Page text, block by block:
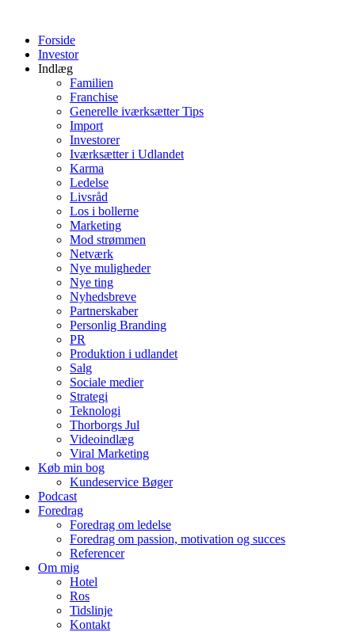
indholdForside
Investor
Indlæg
Familien
Franchise
Generelle iværksætter Tips
Import
Investorer
Iværksætter i Udlandet
Karma
Ledelse
Livsråd
Los i bollerne
Marketing
Mod strømmen
Netværk
Nye muligheder
Nye ting
Nyhedsbreve
Partnerskaber
Personlig Branding
PR
Produktion i udlandet
Salg
Sociale medier
Strategi
Teknologi
Thorborgs Jul
Videoindlæg
Viral Marketing
Køb min bog
Kundeservice Bøger
Podcast
Foredrag
Foredrag om ledelse
Foredrag om passion, motivation og succes
Referencer
Om mig
Hotel
Ros
Tidslinje
Kontakt